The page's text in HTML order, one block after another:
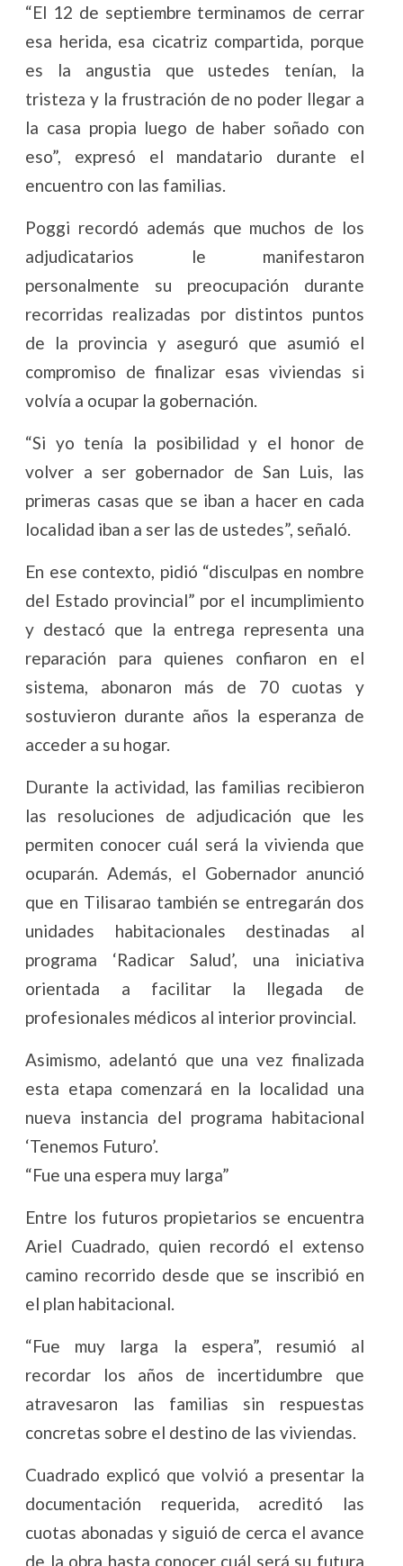
“El 12 de septiembre terminamos de cerrar
esa herida, esa cicatriz compartida, porque
es la angustia que ustedes tenían, la
tristeza y la frustración de no poder llegar a
la casa propia luego de haber soñado con
eso”, expresó el mandatario durante el
encuentro con las familias.
Poggi recordó además que muchos de los
adjudicatarios le manifestaron
personalmente su preocupación durante
recorridas realizadas por distintos puntos
de la provincia y aseguró que asumió el
compromiso de finalizar esas viviendas si
volvía a ocupar la gobernación.
“Si yo tenía la posibilidad y el honor de
volver a ser gobernador de San Luis, las
primeras casas que se iban a hacer en cada
localidad iban a ser las de ustedes”, señaló.
En ese contexto, pidió “disculpas en nombre
del Estado provincial” por el incumplimiento
y destacó que la entrega representa una
reparación para quienes confiaron en el
sistema, abonaron más de 70 cuotas y
sostuvieron durante años la esperanza de
acceder a su hogar.
Durante la actividad, las familias recibieron
las resoluciones de adjudicación que les
permiten conocer cuál será la vivienda que
ocuparán. Además, el Gobernador anunció
que en Tilisarao también se entregarán dos
unidades habitacionales destinadas al
programa ‘Radicar Salud’, una iniciativa
orientada a facilitar la llegada de
profesionales médicos al interior provincial.
Asimismo, adelantó que una vez finalizada
esta etapa comenzará en la localidad una
nueva instancia del programa habitacional
‘Tenemos Futuro’.
“Fue una espera muy larga”
Entre los futuros propietarios se encuentra
Ariel Cuadrado, quien recordó el extenso
camino recorrido desde que se inscribió en
el plan habitacional.
“Fue muy larga la espera”, resumió al
recordar los años de incertidumbre que
atravesaron las familias sin respuestas
concretas sobre el destino de las viviendas.
Cuadrado explicó que volvió a presentar la
documentación requerida, acreditó las
cuotas abonadas y siguió de cerca el avance
de la obra hasta conocer cuál será su futura